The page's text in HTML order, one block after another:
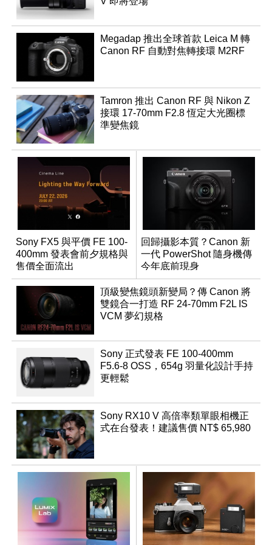
Megadap 推出全球首款 Leica M 轉
Canon RF 自動對焦轉接環 M2RF
Tamron 推出 Canon RF 與 Nikon Z
接環 17-70mm F2.8 恆定大光圈標
準變焦鏡
Sony FX5 與平價 FE 100-
400mm 發表會前夕規格與
售價全面流出
回歸攝影本質？Canon 新
一代 PowerShot 隨身機傳
今年底前現身
頂級變焦鏡頭新變局？傳 Canon 將
雙鏡合一打造 RF 24-70mm F2L IS
VCM 夢幻規格
Sony 正式發表 FE 100-400mm
F5.6-8 OSS，654g 羽量化設計手持
更輕鬆
Sony RX10 V 高倍率類單眼相機正
式在台發表！建議售價 NT$ 65,980